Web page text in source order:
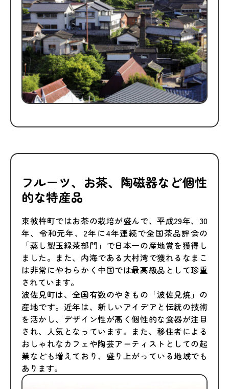
フルーツ、お茶、陶磁器など個性
的な特産品
東彼杵町ではお茶の栽培が盛んで、平成29年、30
年、令和元年、2年に4年連続で全国茶品評会の
「蒸し製玉緑茶部門」で日本一の産地賞を獲得し
ました。また、内海である大村湾で獲れるなまこ
は非常にやわらかく中国では最高級品として珍重
されています。
波佐見町は、全国有数のやきもの「波佐見焼」の
産地です。近年は、新しいアイデアと伝統の技術
を活かし、デザイン性が高く個性的な食器が注目
され、人気となっています。また、移住者による
おしゃれなカフェや陶芸アーティストとしての起
業なども増えており、盛り上がっている地域でも
あります。